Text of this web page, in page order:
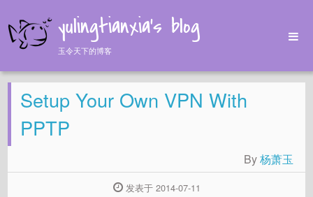
yulingtianxia's blog
玉令天下的博客
Home
Archives
Tags
Setup Your Own VPN With
PPTP
By杨萧玉
发表于 2014-07-11